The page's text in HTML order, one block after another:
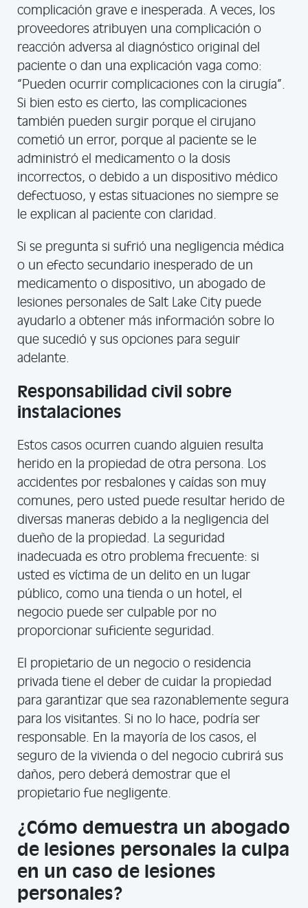
complicación grave e inesperada. A veces, los
proveedores atribuyen una complicación o
reacción adversa al diagnóstico original del
paciente o dan una explicación vaga como:
“Pueden ocurrir complicaciones con la cirugía”.
Si bien esto es cierto, las complicaciones
también pueden surgir porque el cirujano
cometió un error, porque al paciente se le
administró el medicamento o la dosis
incorrectos, o debido a un dispositivo médico
defectuoso, y estas situaciones no siempre se
le explican al paciente con claridad.
Si se pregunta si sufrió una negligencia médica
o un efecto secundario inesperado de un
medicamento o dispositivo, un abogado de
lesiones personales de Salt Lake City puede
ayudarlo a obtener más información sobre lo
que sucedió y sus opciones para seguir
adelante.
Responsabilidad civil sobre
instalaciones
Estos casos ocurren cuando alguien resulta
herido en la propiedad de otra persona. Los
accidentes por resbalones y caídas son muy
comunes, pero usted puede resultar herido de
diversas maneras debido a la negligencia del
dueño de la propiedad. La seguridad
inadecuada es otro problema frecuente: si
usted es víctima de un delito en un lugar
público, como una tienda o un hotel, el
negocio puede ser culpable por no
proporcionar suficiente seguridad.
El propietario de un negocio o residencia
privada tiene el deber de cuidar la propiedad
para garantizar que sea razonablemente segura
para los visitantes. Si no lo hace, podría ser
responsable. En la mayoría de los casos, el
seguro de la vivienda o del negocio cubrirá sus
daños, pero deberá demostrar que el
propietario fue negligente.
¿Cómo demuestra un abogado
de lesiones personales la culpa
en un caso de lesiones
personales?